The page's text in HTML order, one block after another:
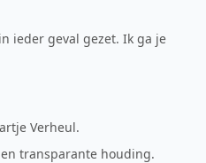
ieder geval gezet. Ik ga je
Verheul.
transparante houding.